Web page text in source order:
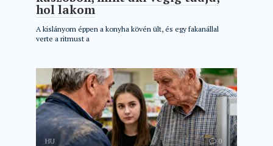
hol lakom
A kislányom éppen a konyha kövén ült, és egy fakanállal
verte a ritmust a
HU 0